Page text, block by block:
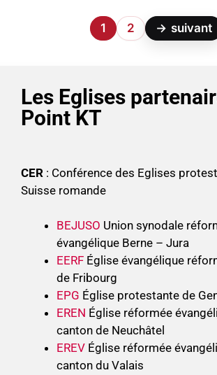
1 2 → suivant
Les Eglises
Point KT
CER : Conférence des Eglises
Suisse romande
BEJUSO Union synodale
évangélique Berne – Jura
EERF Église évangélique
de Fribourg
EPG Église protestante de
EREN Église réformée
canton de Neuchâtel
EREV Église réformée
canton du Valais